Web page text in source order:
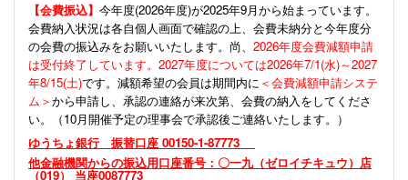
【会費振込】 今年度(2026年度)が2025年9月から始まっています。
会費納入状況は各自個人画面で確認の上、会費未納分と今年度分
の会費の振込みをお願いいたします。尚、 2026年度会費減額申請
は受付終了しています。2027年度については2026年7/1(水)～2027
年8/15(土)です。減額希望の会員は期間内に ＜会費減額申請システ
ム＞から申請し、承認の連絡が来次第、会費の納入をしてくださ
い。（10月開催予定の理事会で承認後ご連絡いたします。）
ゆうちょ銀行 振替口座 00150-1-87773
他金融機関からの振込用口座番号：〇一九（ゼロイチキュウ）店
（019） 当座0087773